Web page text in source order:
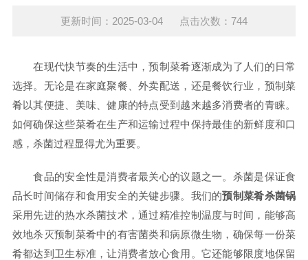
更新时间：2025-03-04 点击次数：744
在现代快节奏的生活中，预制菜肴逐渐成为了人们的日常
选择。无论是在家庭聚餐、外卖配送，还是餐饮行业，预制菜
肴以其便捷、美味、健康的特点受到越来越多消费者的青睐。
如何确保这些菜肴在生产和运输过程中保持最佳的新鲜度和口
感，杀菌过程显得尤为重要。
食品的安全性是消费者最关心的议题之一。杀菌是保证食
品长时间储存和食用安全的关键步骤。我们的预制菜肴杀菌锅
采用先进的热水杀菌技术，通过精准控制温度与时间，能够高
效地杀灭预制菜肴中的有害菌类和病原微生物，确保每一份菜
肴都达到卫生标准，让消费者放心食用。它还能够限度地保留